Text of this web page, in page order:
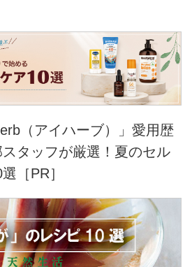
（アイハーブ）」愛用歴
タッフが厳選！夏のセル
［PR］